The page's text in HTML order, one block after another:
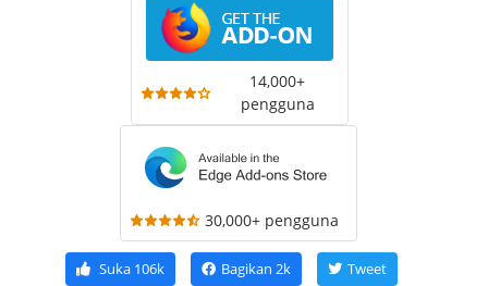
14,000+
pengguna
30,000+ pengguna
Suka106k Bagikan 2k Tweet